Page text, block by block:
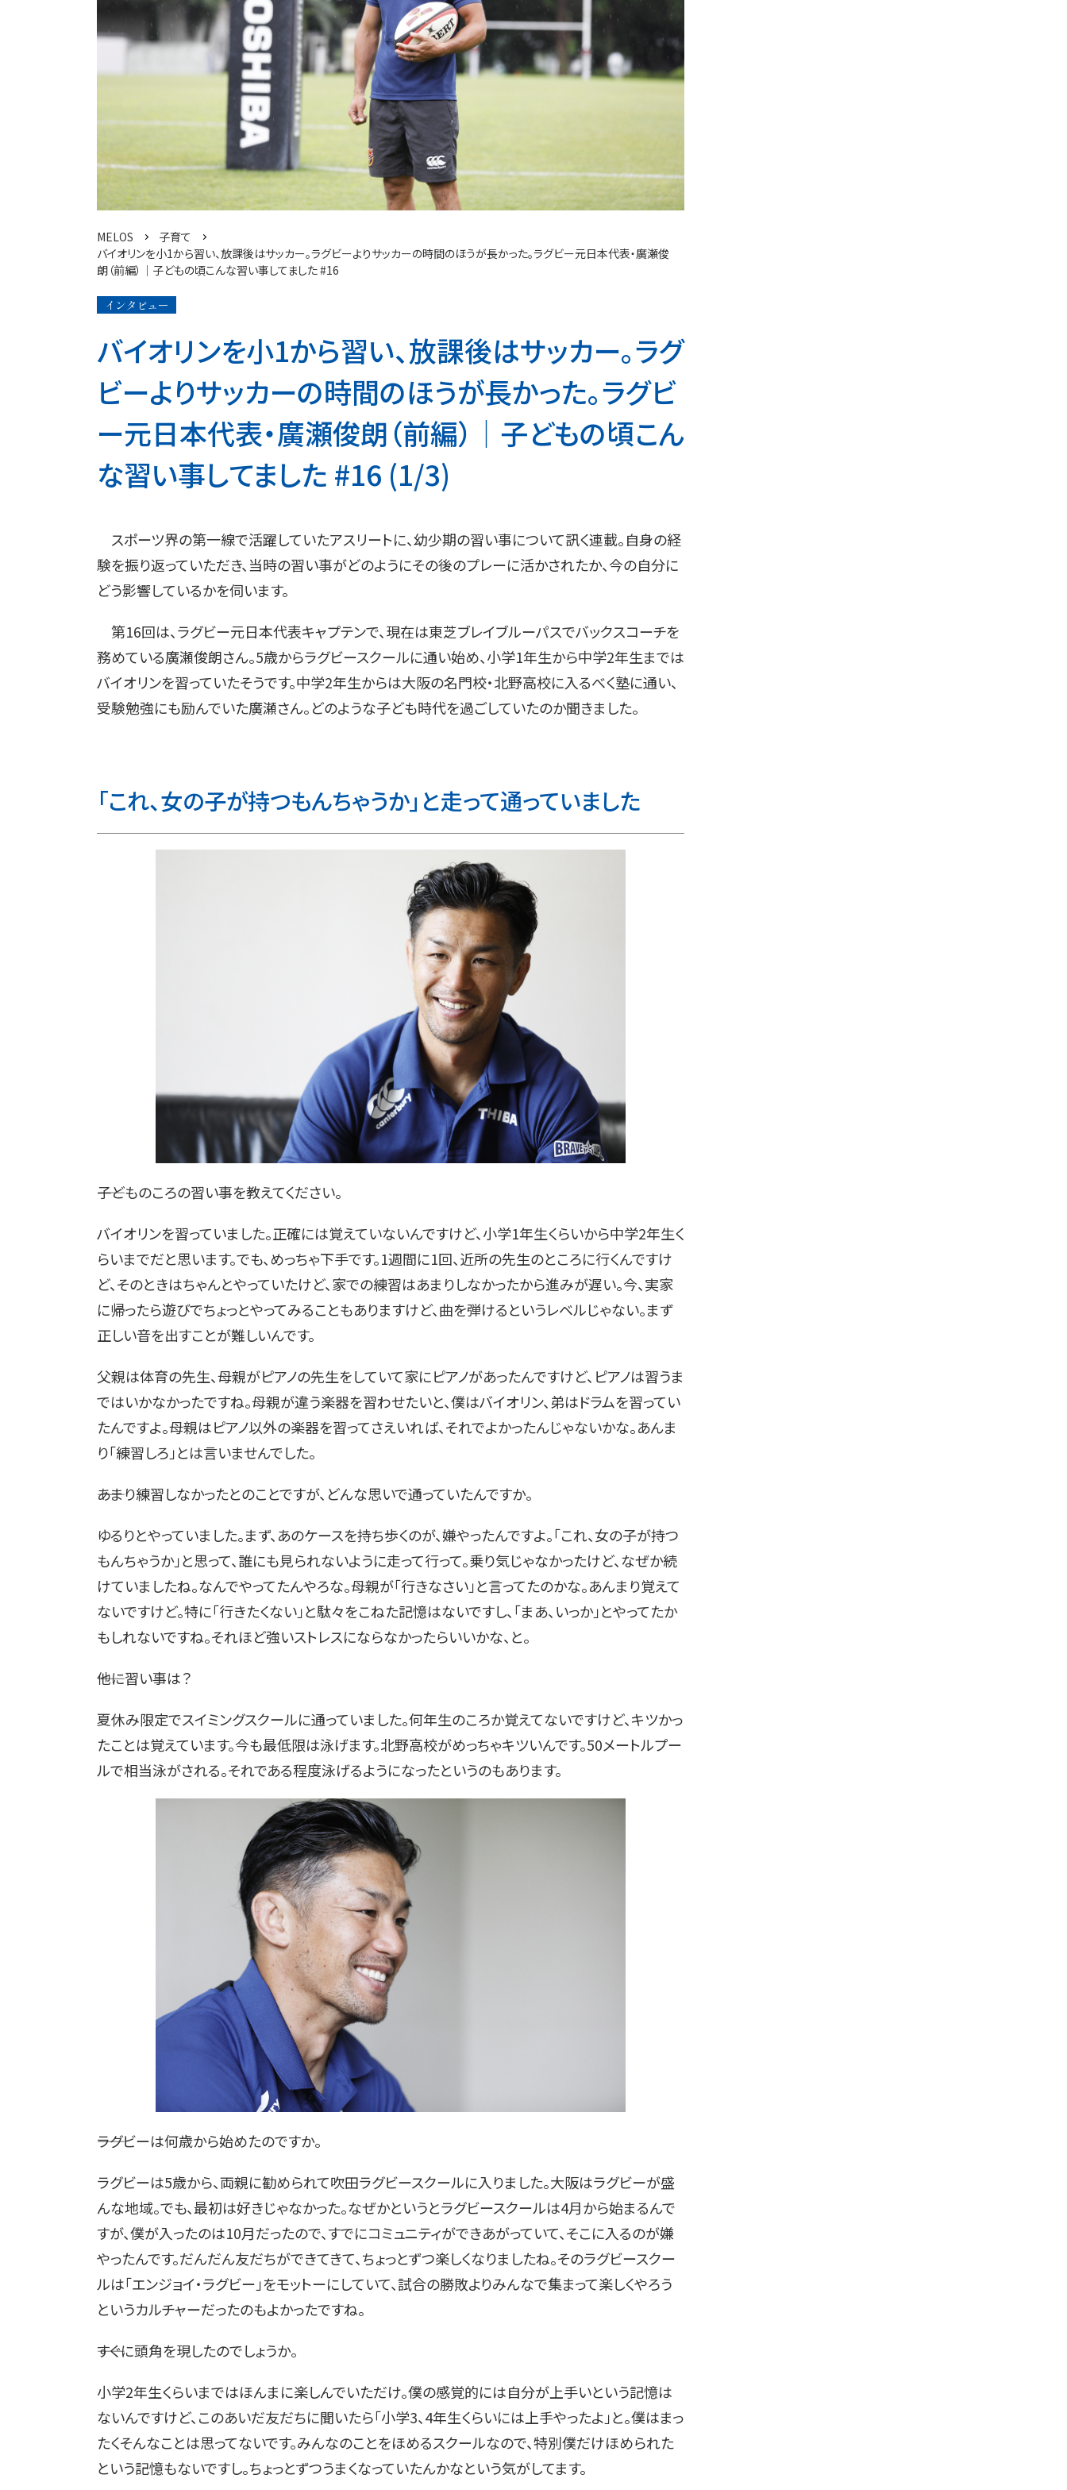
MELOS
子育て
バイオリンを小1から習い、放課後はサッカー。ラグビーよりサッカーの時間のほうが長かった。ラグビー元日本代表・廣瀬俊
朗（前編）│子どもの頃こんな習い事してました #16
インタビュー
バイオリンを小1から習い、放課後はサッカー。ラグ
ビーよりサッカーの時間のほうが長かった。ラグビ
ー元日本代表・廣瀬俊朗（前編）│子どもの頃こん
な習い事してました #16 (1/3)
スポーツ界の第一線で活躍していたアスリートに、幼少期の習い事について訊く連載。自身の経
験を振り返っていただき、当時の習い事がどのようにその後のプレーに活かされたか、今の自分に
どう影響しているかを伺います。
第16回は、ラグビー元日本代表キャプテンで、現在は東芝ブレイブルーパスでバックスコーチを
務めている廣瀬俊朗さん。5歳からラグビースクールに通い始め、小学1年生から中学2年生までは
バイオリンを習っていたそうです。中学2年生からは大阪の名門校・北野高校に入るべく塾に通い、
受験勉強にも励んでいた廣瀬さん。どのような子ども時代を過ごしていたのか聞きました。
「これ、女の子が持つもんちゃうか」と走って通っていました
――子どものころの習い事を教えてください。
バイオリンを習っていました。正確には覚えていないんですけど、小学1年生くらいから中学2年生く
らいまでだと思います。でも、めっちゃ下手です。1週間に1回、近所の先生のところに行くんですけ
ど、そのときはちゃんとやっていたけど、家での練習はあまりしなかったから進みが遅い。今、実家
に帰ったら遊びでちょっとやってみることもありますけど、曲を弾けるというレベルじゃない。まず
正しい音を出すことが難しいんです。
父親は体育の先生、母親がピアノの先生をしていて家にピアノがあったんですけど、ピアノは習うま
ではいかなかったですね。母親が違う楽器を習わせたいと、僕はバイオリン、弟はドラムを習ってい
たんですよ。母親はピアノ以外の楽器を習ってさえいれば、それでよかったんじゃないかな。あんま
り「練習しろ」とは言いませんでした。
――あまり練習しなかったとのことですが、どんな思いで通っていたんですか。
ゆるりとやっていました。まず、あのケースを持ち歩くのが、嫌やったんですよ。「これ、女の子が持つ
もんちゃうか」と思って、誰にも見られないように走って行って。乗り気じゃなかったけど、なぜか続
けていましたね。なんでやってたんやろな。母親が「行きなさい」と言ってたのかな。あんまり覚えて
ないですけど。特に「行きたくない」と駄々をこねた記憶はないですし、「まあ、いっか」とやってたか
もしれないですね。それほど強いストレスにならなかったらいいかな、と。
――他に習い事は？
夏休み限定でスイミングスクールに通っていました。何年生のころか覚えてないですけど、キツかっ
たことは覚えています。今も最低限は泳げます。北野高校がめっちゃキツいんです。50メートルプー
ルで相当泳がされる。それである程度泳げるようになったというのもあります。
――ラグビーは何歳から始めたのですか。
ラグビーは5歳から、両親に勧められて吹田ラグビースクールに入りました。大阪はラグビーが盛
んな地域。でも、最初は好きじゃなかった。なぜかというとラグビースクールは4月から始まるんで
すが、僕が入ったのは10月だったので、すでにコミュニティができあがっていて、そこに入るのが嫌
やったんです。だんだん友だちができてきて、ちょっとずつ楽しくなりましたね。そのラグビースクー
ルは「エンジョイ・ラグビー」をモットーにしていて、試合の勝敗よりみんなで集まって楽しくやろう
というカルチャーだったのもよかったですね。
――すぐに頭角を現したのでしょうか。
小学2年生くらいまではほんまに楽しんでいただけ。僕の感覚的には自分が上手いという記憶は
ないんですけど、このあいだ友だちに聞いたら「小学3、4年生くらいには上手やったよ」と。僕はまっ
たくそんなことは思ってないです。みんなのことをほめるスクールなので、特別僕だけほめられた
という記憶もないですし。ちょっとずつうまくなっていたんかなという気がしてます。